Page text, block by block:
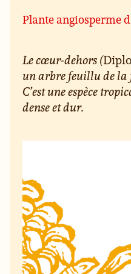
Plante angiosperme
Le cœur-dehors (
un arbre feuillu de la
C’est une espèce
dense et dur.